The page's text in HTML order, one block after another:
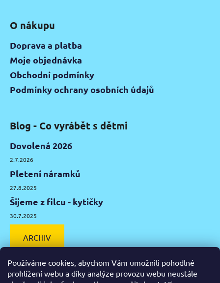
Používáme cookies, abychom Vám umožnili pohodlné
prohlížení webu a díky analýze provozu webu neustále
O nákupu
Doprava a platba
Moje objednávka
Obchodní podmínky
Podmínky ochrany osobních údajů
Blog - Co vyrábět s dětmi
Dovolená 2026
2.7.2026
Pletení náramků
27.8.2025
Šijeme z filcu - kytičky
30.7.2025
ARCHIV